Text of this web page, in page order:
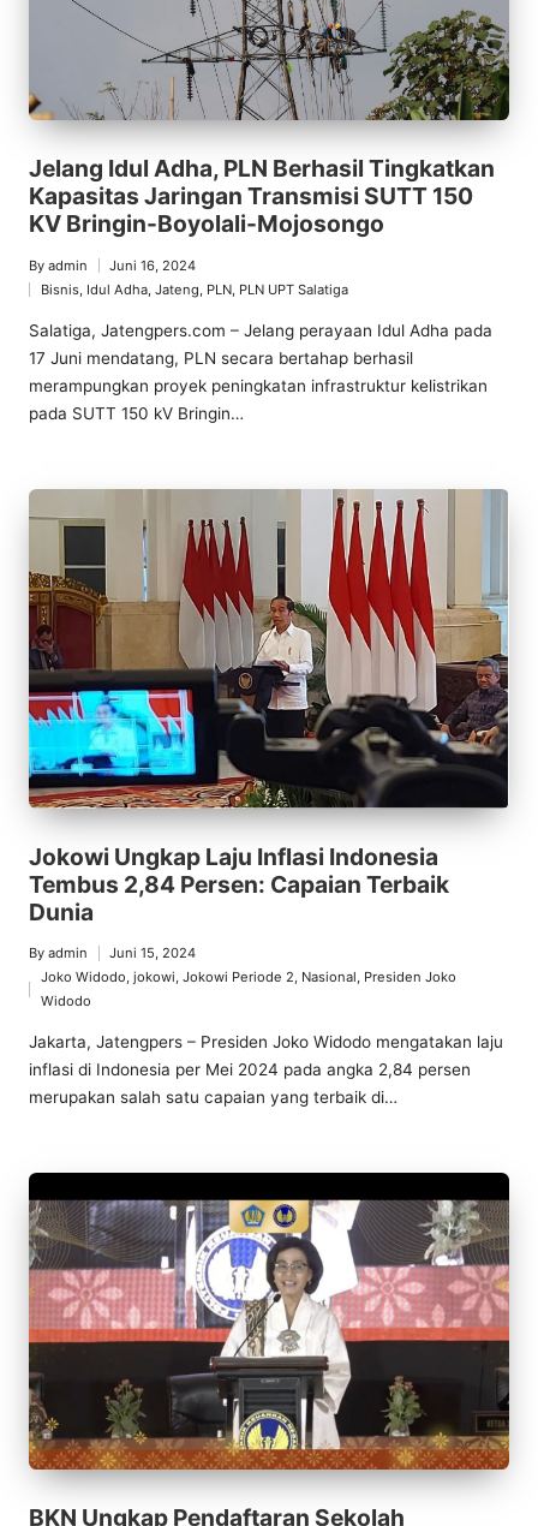
Jelang Idul Adha, PLN Berhasil Tingkatkan
Kapasitas Jaringan Transmisi SUTT 150
KV Bringin-Boyolali-Mojosongo
Posted
by
By admin Juni 16, 2024
Posted
in
Bisnis, Idul Adha, Jateng, PLN, PLN UPT Salatiga
Salatiga, Jatengpers.com – Jelang perayaan Idul Adha pada
17 Juni mendatang, PLN secara bertahap berhasil
merampungkan proyek peningkatan infrastruktur kelistrikan
pada SUTT 150 kV Bringin…
Jokowi Ungkap Laju Inflasi Indonesia
Tembus 2,84 Persen: Capaian Terbaik
Dunia
Posted
By admin Juni 15, 2024
Posted
Joko Widodo, jokowi, Jokowi Periode 2, Nasional, Presiden Joko
Widodo
Jakarta, Jatengpers – Presiden Joko Widodo mengatakan laju
inflasi di Indonesia per Mei 2024 pada angka 2,84 persen
merupakan salah satu capaian yang terbaik di…
BKN Ungkap Pendaftaran Sekolah